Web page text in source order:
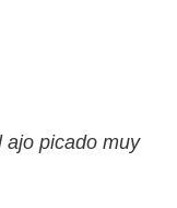
ajo picado muy